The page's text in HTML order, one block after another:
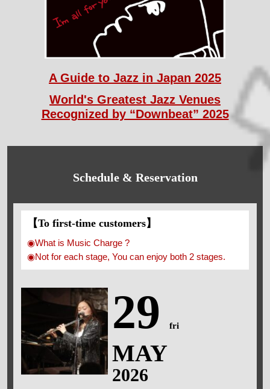
A Guide to Jazz in Japan 2025
World's Greatest Jazz Venues
Recognized by “Downbeat” 2025
Schedule & Reservation
【To first-time customers】
◉What is Music Charge ?
◉Not for each stage, You can enjoy both 2 stages.
29 fri
MAY
2026